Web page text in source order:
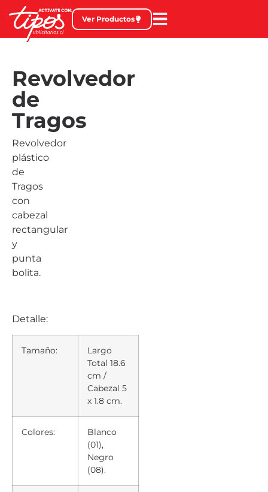
Ver Productos
Revolvedor
de
Tragos
Revolvedor
plástico
de
Tragos
con
cabezal
rectangular
y
punta
bolita.
Detalle:
Tamaño:
Largo
Total 18.6
cm /
Cabezal 5
x 1.8 cm.
Colores:
Blanco
(01),
Negro
(08).